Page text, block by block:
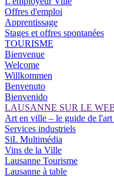
Offres d'emploi
Apprentissage
Stages et offres spontanées
TOURISME
Bienvenue
Welcome
Willkommen
Benvenuto
Bienvenido
LAUSANNE SUR LE
Art en ville – le guide de l'art
Services industriels
SiL Multimédia
Vins de la Ville
Lausanne Tourisme
Lausanne à table